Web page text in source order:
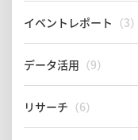
イベントレポート （3）
データ活用 （9）
リサーチ （6）